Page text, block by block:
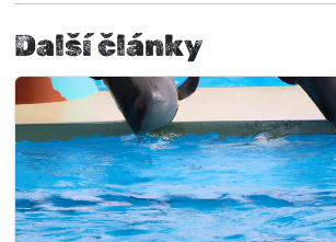
Další články